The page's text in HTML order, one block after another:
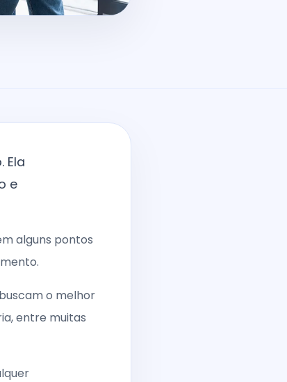
Ela
e
alguns pontos
o melhor
entre muitas